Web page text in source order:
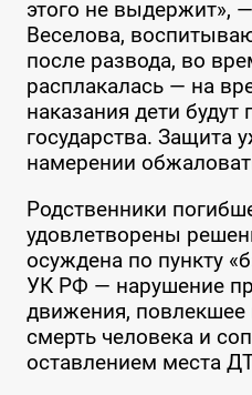
этого не выдержит»,
Веселова,
после развода, во
расплакалась — на
наказания дети
государства. Защита
намерении
Родственники
удовлетворены
осуждена по пункту
УК РФ — нарушение
движения, повлекшее
смерть человека и
оставлением места